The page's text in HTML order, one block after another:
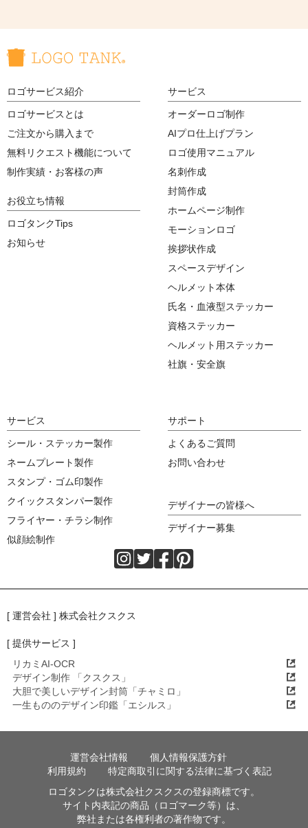
ロゴサービス紹介
ロゴサービスとは
ご注文から購入まで
無料リクエスト機能について
制作実績・お客様の声
お役立ち情報
ロゴタンクTips
お知らせ
サービス
オーダーロゴ制作
AIプロ仕上げプラン
ロゴ使用マニュアル
名刺作成
封筒作成
ホームページ制作
モーションロゴ
挨拶状作成
スペースデザイン
ヘルメット本体
氏名・血液型ステッカー
資格ステッカー
ヘルメット用ステッカー
社旗・安全旗
サービス
シール・ステッカー製作
ネームプレート製作
スタンプ・ゴム印製作
クイックスタンパー製作
フライヤー・チラシ制作
似顔絵制作
サポート
よくあるご質問
お問い合わせ
デザイナーの皆様へ
デザイナー募集
[ 運営会社 ] 株式会社クスクス
[ 提供サービス ]
リカミAI-OCR
デザイン制作 「クスクス」
大胆で美しいデザイン封筒「チャミロ」
一生もののデザイン印鑑「エシルス」
運営会社情報
個人情報保護方針
利用規約
特定商取引に関する法律に基づく表記
ロゴタンクは株式会社クスクスの登録商標です。
サイト内表記の商品（ロゴマーク等）は、
弊社または各権利者の著作物です。